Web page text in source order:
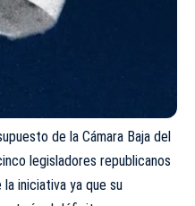
de la Cámara Baja del
legisladores republicanos
iniciativa ya que su